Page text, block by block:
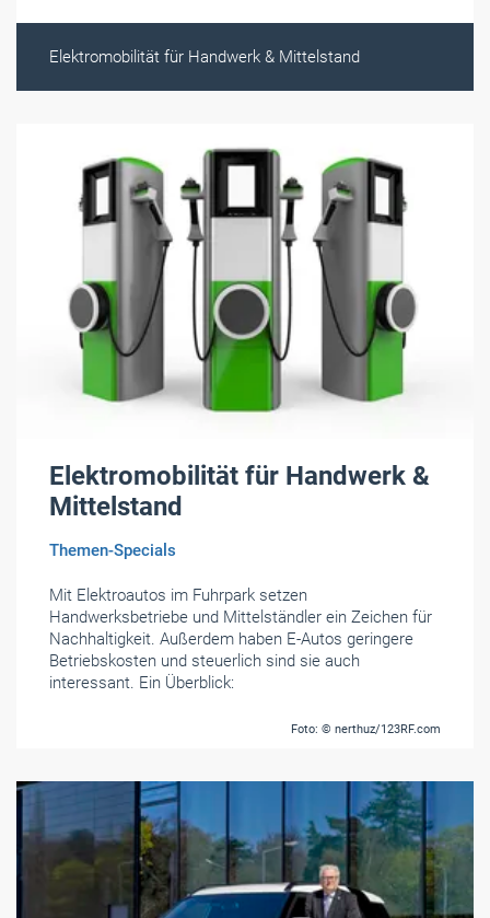
Elektromobilität für Handwerk & Mittelstand
Foto: © nerthuz/123RF.com
Elektromobilität für Handwerk &
Mittelstand
Themen-Specials
Mit Elektroautos im Fuhrpark setzen
Handwerksbetriebe und Mittelständler ein Zeichen für
Nachhaltigkeit. Außerdem haben E-Autos geringere
Betriebskosten und steuerlich sind sie auch
interessant. Ein Überblick: